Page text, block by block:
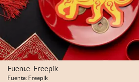
Fuente: Freepik
Fuente: Freepik